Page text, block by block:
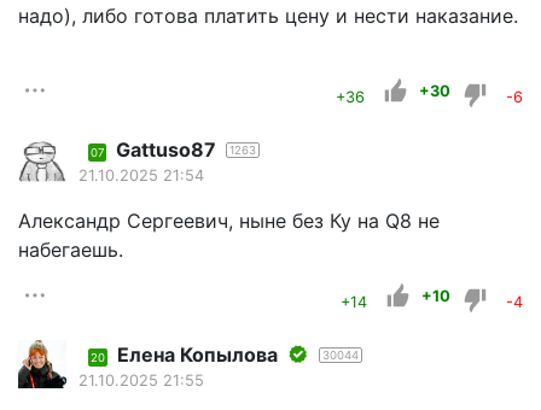
надо), либо готова платить цену и нести наказание.
+36 +30 -6
07 Gattuso87 1263
21.10.2025 21:54
Александр Сергеевич, ныне без Ку на Q8 не
набегаешь.
+14 +10 -4
20 Елена Копылова 30044
21.10.2025 21:55